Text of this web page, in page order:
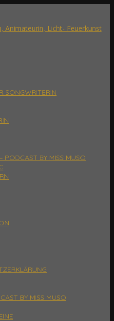
SONGWRITERIN
PODCAST BY MISS MUSO
BY MISS MUSO